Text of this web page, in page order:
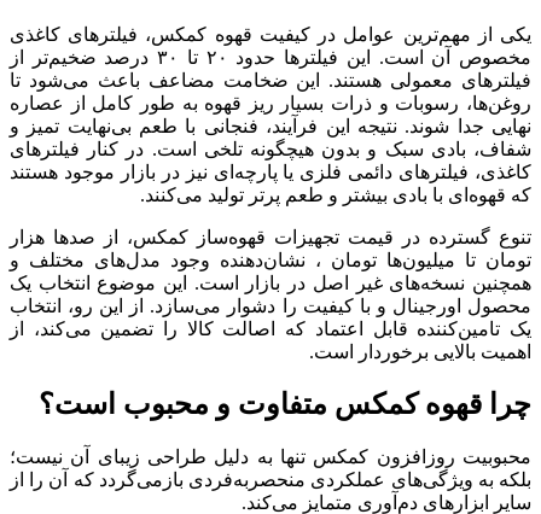
یکی از مهم‌ترین عوامل در کیفیت قهوه کمکس، فیلترهای کاغذی
مخصوص آن است. این فیلترها حدود ۲۰ تا ۳۰ درصد ضخیم‌تر از
فیلترهای معمولی هستند. این ضخامت مضاعف باعث می‌شود تا
روغن‌ها، رسوبات و ذرات بسیار ریز قهوه به طور کامل از عصاره
نهایی جدا شوند. نتیجه این فرآیند، فنجانی با طعم بی‌نهایت تمیز و
شفاف، بادی سبک و بدون هیچگونه تلخی است. در کنار فیلترهای
کاغذی، فیلترهای دائمی فلزی یا پارچه‌ای نیز در بازار موجود هستند
که قهوه‌ای با بادی بیشتر و طعم پرتر تولید می‌کنند.
تنوع گسترده در قیمت تجهیزات قهوه‌ساز کمکس، از صدها هزار
تومان تا میلیون‌ها تومان ، نشان‌دهنده وجود مدل‌های مختلف و
همچنین نسخه‌های غیر اصل در بازار است. این موضوع انتخاب یک
محصول اورجینال و با کیفیت را دشوار می‌سازد. از این رو، انتخاب
یک تامین‌کننده قابل اعتماد که اصالت کالا را تضمین می‌کند، از
اهمیت بالایی برخوردار است.
چرا قهوه کمکس متفاوت و محبوب است؟
محبوبیت روزافزون کمکس تنها به دلیل طراحی زیبای آن نیست؛
بلکه به ویژگی‌های عملکردی منحصربه‌فردی بازمی‌گردد که آن را از
سایر ابزارهای دم‌آوری متمایز می‌کند.